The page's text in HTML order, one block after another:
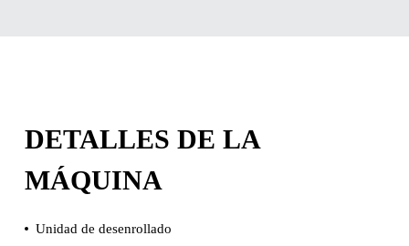
DETALLES DE LA
MÁQUINA
Unidad de desenrollado